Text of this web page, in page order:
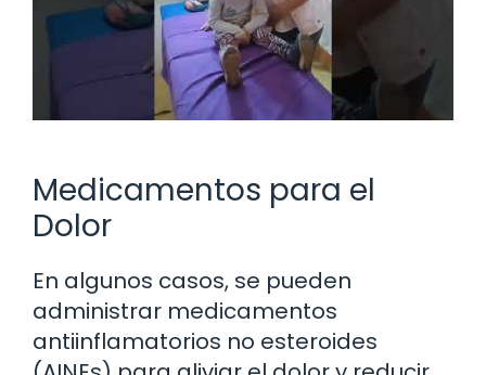
Medicamentos para el
Dolor
En algunos casos, se pueden
administrar medicamentos
antiinflamatorios no esteroides